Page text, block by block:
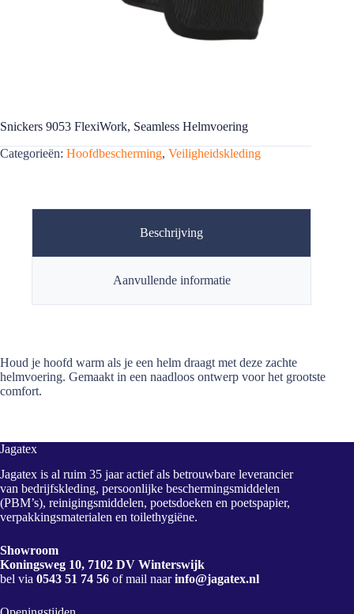
Snickers 9053 FlexiWork, Seamless Helmvoering
Categorieën: Hoofdbescherming, Veiligheidskleding
Beschrijving
Aanvullende informatie
Houd je hoofd warm als je een helm draagt met deze zachte
helmvoering. Gemaakt in een naadloos ontwerp voor het grootste
comfort.
Jagatex
Jagatex is al ruim 35 jaar actief als betrouwbare leverancier
van bedrijfskleding, persoonlijke beschermingsmiddelen
(PBM’s), reinigingsmiddelen, poetsdoeken en poetspapier,
verpakkingsmaterialen en toilethygiëne.
Showroom
Koningsweg 10, 7102 DV Winterswijk
bel via 0543 51 74 56 of mail naarinfo@jagatex.nl